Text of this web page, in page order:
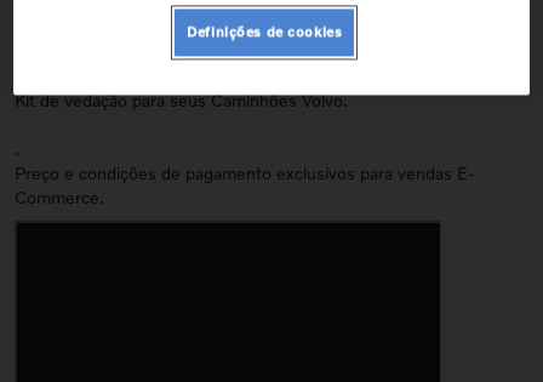
Kit de vedação para seus Caminhões Volvo.
.
Preço e condições de pagamento exclusivos para vendas E-
Commerce.
Largura
141cm
Definições de cookies